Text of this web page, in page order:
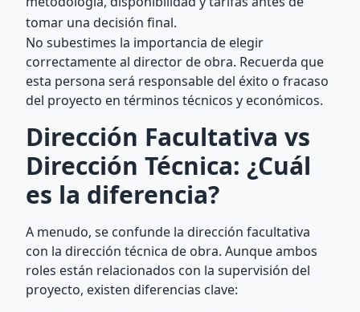
tomar una decisión final.
No subestimes la importancia de elegir
correctamente al director de obra. Recuerda que
esta persona será responsable del éxito o fracaso
del proyecto en términos técnicos y económicos.
Dirección Facultativa vs
Dirección Técnica: ¿Cuál
es la diferencia?
A menudo, se confunde la dirección facultativa
con la dirección técnica de obra. Aunque ambos
roles están relacionados con la supervisión del
proyecto, existen diferencias clave: